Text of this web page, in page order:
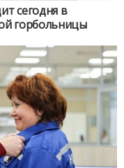
сегодня в
горбольницы